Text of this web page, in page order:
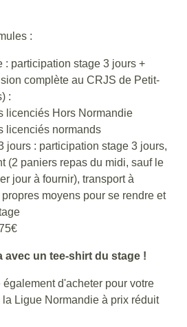
:
: participation stage 3 jours +
complète au CRJS de Petit-
:
licenciés Hors Normandie
licenciés normands
jours : participation stage 3 jours,
(2 paniers repas du midi, sauf le
jour à fournir), transport à
moyens pour se rendre et
avec un tee-shirt du stage !
d'acheter pour votre
Ligue Normandie à prix réduit